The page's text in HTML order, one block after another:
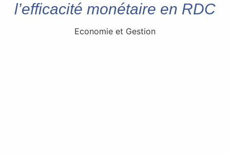
l’efficacité monétaire en RDC
Economie et Gestion